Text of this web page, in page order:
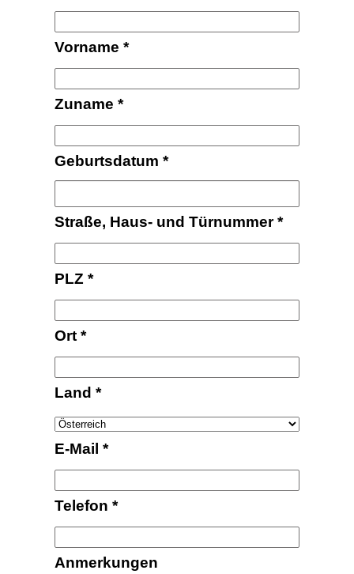
Vorname *
Zuname *
Geburtsdatum *
Straße, Haus- und Türnummer*
PLZ *
Ort *
Land *
E-Mail *
Telefon *
Anmerkungen